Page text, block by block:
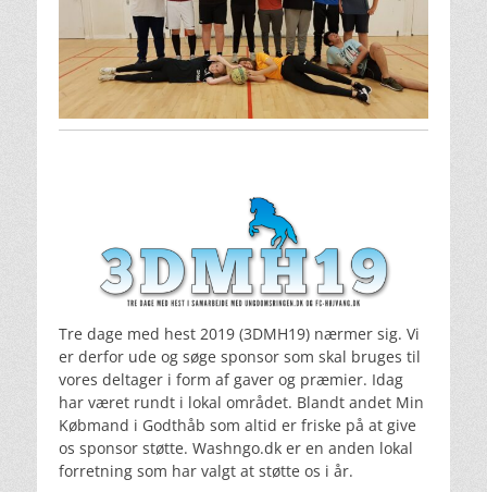
Tre dage med hest 2019 (3DMH19) nærmer sig. Vi
er derfor ude og søge sponsor som skal bruges til
vores deltager i form af gaver og præmier. Idag
har været rundt i lokal området. Blandt andet Min
Købmand i Godthåb som altid er friske på at give
os sponsor støtte. Washngo.dk er en anden lokal
forretning som har valgt at støtte os i år.